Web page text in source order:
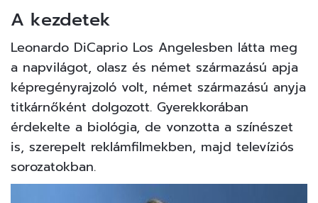
A kezdetek
Leonardo DiCaprio Los Angelesben látta meg
a napvilágot, olasz és német származású apja
képregényrajzoló volt, német származású anyja
titkárnőként dolgozott. Gyerekkorában
érdekelte a biológia, de vonzotta a színészet
is, szerepelt reklámfilmekben, majd televíziós
sorozatokban.